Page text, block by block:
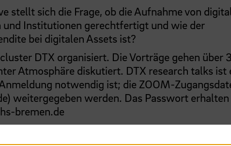
stellt sich die Frage, ob die Aufnahme von
Institutionen gerechtfertigt und wie der
bei digitalen Assets ist?
DTX organisiert. Die Vorträge gehen über
Atmosphäre diskutiert. DTX research talks ist
notwendig ist; die ZOOM-
weitergegeben werden. Das Passwort erhalten
bremen.de